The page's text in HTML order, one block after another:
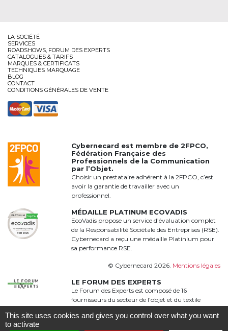
LA SOCIÉTÉ
SERVICES
ROADSHOWS, FORUM DES EXPERTS
CATALOGUES & TARIFS
MARQUES & CERTIFICATS
TECHNIQUES MARQUAGE
BLOG
CONTACT
CONDITIONS GÉNÉRALES DE VENTE
Cybernecard est membre de2FPCO,
Fédération Française des
Professionnels de la Communication
par l’Objet.
Choisir un prestataire adhérent à la 2FPCO, c’est
avoir la garantie de travailler avec un
professionnel.
MÉDAILLE PLATINUM ECOVADIS
EcoVadis propose un service d’évaluation complet
de la Responsabilité Sociétale des Entreprises (RSE).
Cybernecard a reçu une médaille Platinium pour
sa performance RSE.
© Cybernecard 2026. Mentions légales
LE FORUM DES EXPERTS
Le Forum des Experts est composé de 16
fournisseurs du secteur de l’objet et du textile
qualitative et complémentaire à 360°
This site uses cookies and gives you control over what you want
to activate